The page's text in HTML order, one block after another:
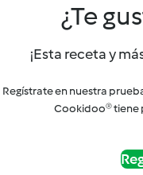
¿Te
¡Esta receta y
Regístrate en nuestra
Cookidoo® tiene